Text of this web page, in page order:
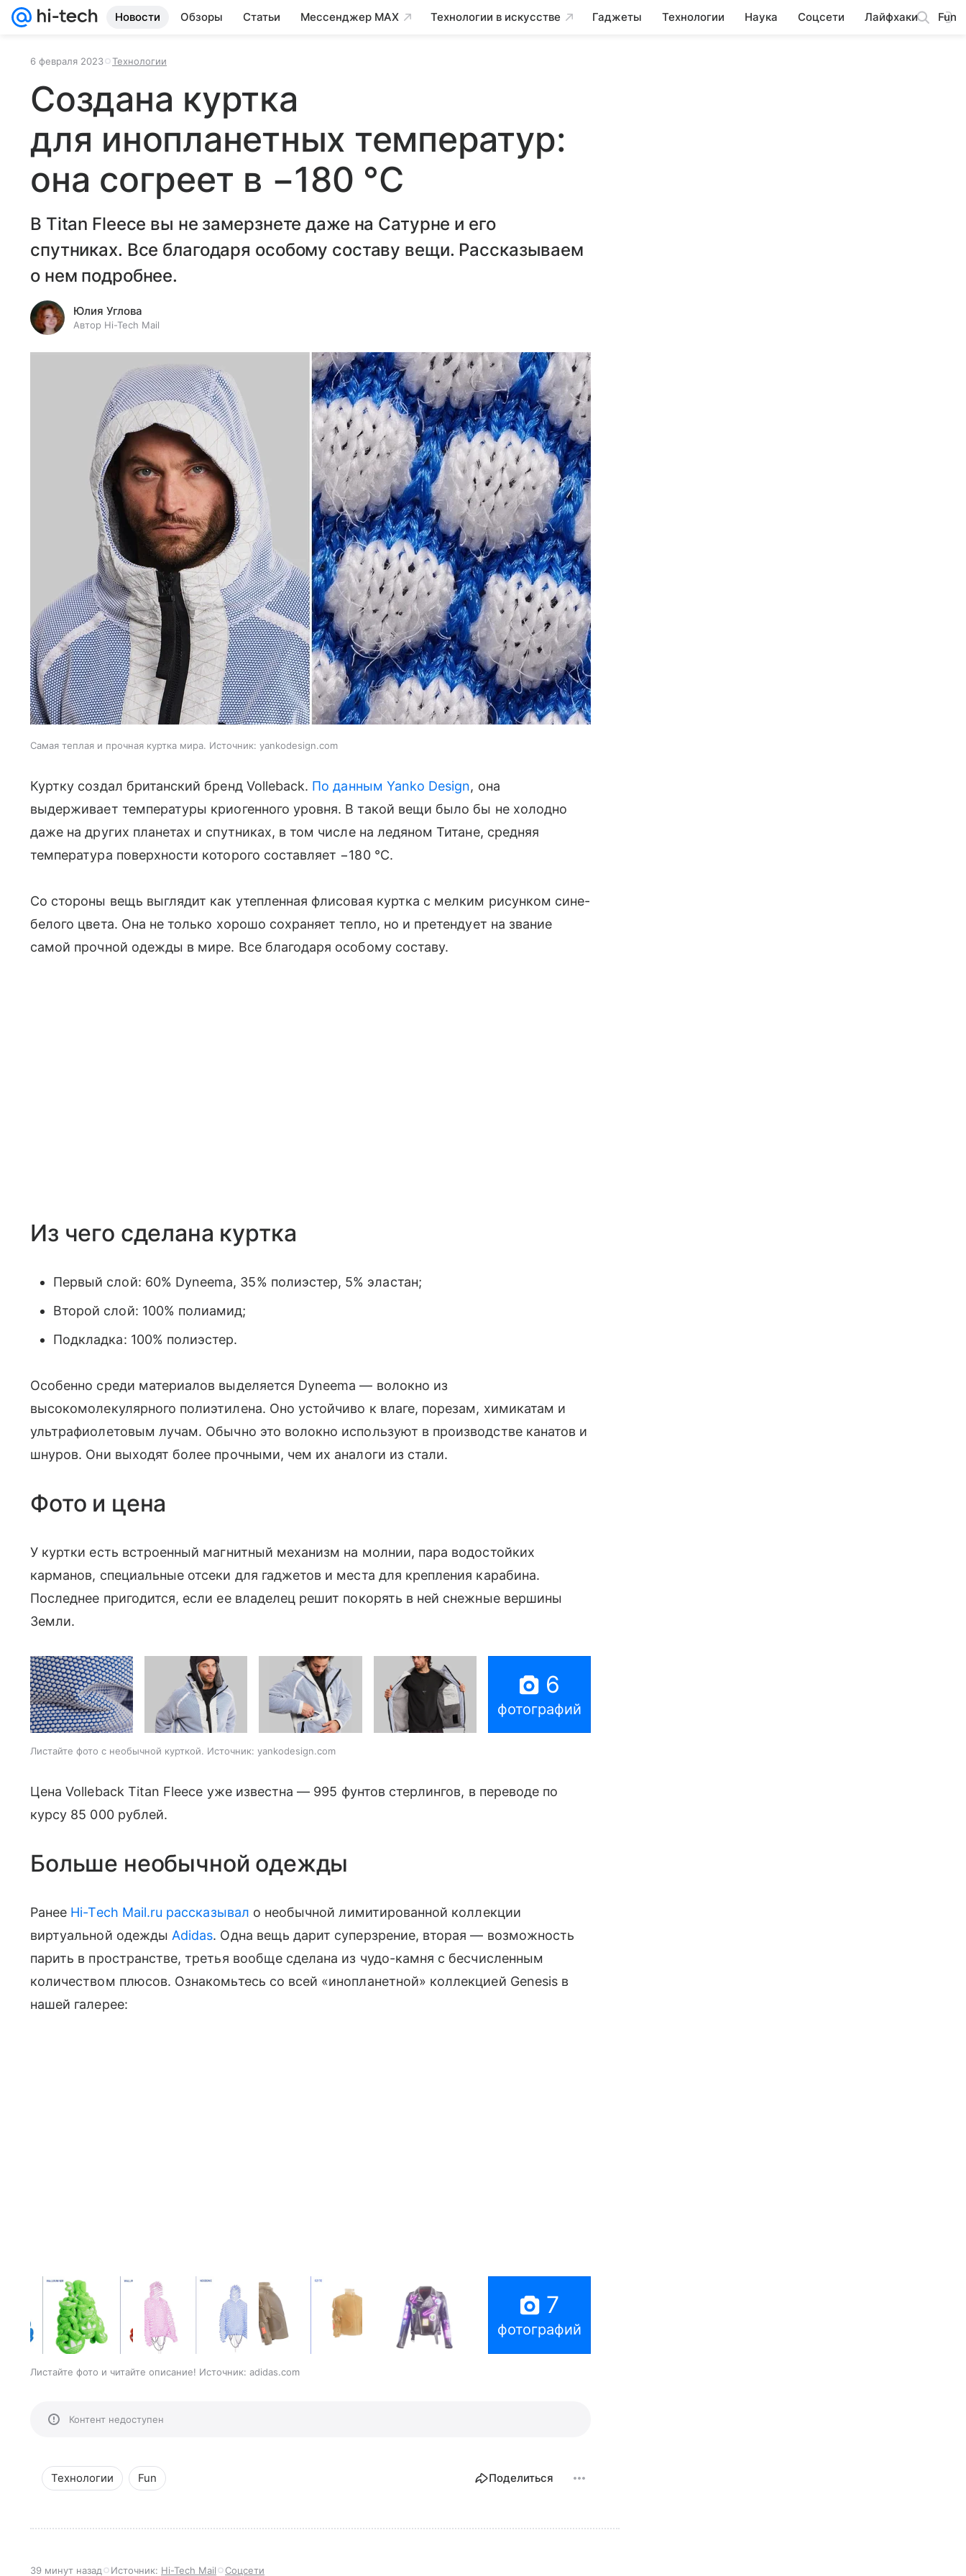
Новости Обзоры Статьи Мессенджер MAX Технологии в искусстве Гаджеты Технологии Наука Соцсети Лайфхаки Fun
6 февраля 2023 Технологии
Создана куртка
для инопланетных температур:
она согреет в −180 °C
В Titan Fleece вы не замерзнете даже на Сатурне и его
спутниках. Все благодаря особому составу вещи. Рассказываем
о нем подробнее.
Юлия Углова
Автор Hi-Tech Mail
Самая теплая и прочная куртка мира. Источник: yankodesign.com
Куртку создал британский бренд Volleback. По данным Yanko Design, она
выдерживает температуры криогенного уровня. В такой вещи было бы не холодно
даже на других планетах и спутниках, в том числе на ледяном Титане, средняя
температура поверхности которого составляет −180 °C.
Со стороны вещь выглядит как утепленная флисовая куртка с мелким рисунком сине-
белого цвета. Она не только хорошо сохраняет тепло, но и претендует на звание
самой прочной одежды в мире. Все благодаря особому составу.
Из чего сделана куртка
Первый слой: 60% Dyneema, 35% полиэстер, 5% эластан;
Второй слой: 100% полиамид;
Подкладка: 100% полиэстер.
Особенно среди материалов выделяется Dyneema — волокно из
высокомолекулярного полиэтилена. Оно устойчиво к влаге, порезам, химикатам и
ультрафиолетовым лучам. Обычно это волокно используют в производстве канатов и
шнуров. Они выходят более прочными, чем их аналоги из стали.
Фото и цена
У куртки есть встроенный магнитный механизм на молнии, пара водостойких
карманов, специальные отсеки для гаджетов и места для крепления карабина.
Последнее пригодится, если ее владелец решит покорять в ней снежные вершины
Земли.
6
фотографий
Листайте фото с необычной курткой. Источник: yankodesign.com
Цена Volleback Titan Fleece уже известна — 995 фунтов стерлингов, в переводе по
курсу 85 000 рублей.
Больше необычной одежды
Ранее Hi-Tech Mail.ru рассказывал о необычной лимитированной коллекции
виртуальной одеждыAdidas. Одна вещь дарит суперзрение, вторая — возможность
парить в пространстве, третья вообще сделана из чудо-камня с бесчисленным
количеством плюсов. Ознакомьтесь со всей «инопланетной» коллекцией Genesis в
нашей галерее:
7
фотографий
Листайте фото и читайте описание! Источник: adidas.com
Контент недоступен
Технологии Fun Поделиться
39 минут назад Источник: Hi-Tech Mail Соцсети